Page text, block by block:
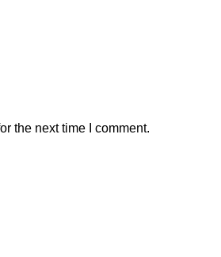
the next time I comment.